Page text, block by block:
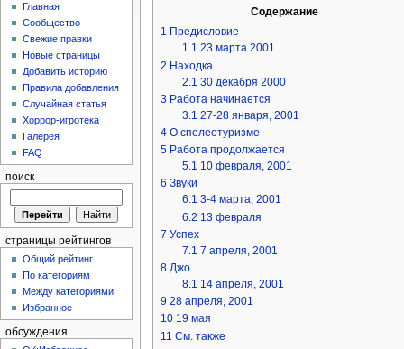
Содержание
1 Предисловие
1.1 23 марта 2001
2 Находка
2.1 30 декабря 2000
3 Работа начинается
3.1 27-28 января, 2001
4 О спелеотуризме
5 Работа продолжается
5.1 10 февраля, 2001
6 Звуки
6.1 3-4 марта, 2001
6.2 13 февраля
7 Успех
7.1 7 апреля, 2001
8 Джо
8.1 14 апреля, 2001
9 28 апреля, 2001
10 19 мая
11 См. также
Главная
Сообщество
Свежие правки
Новые страницы
Добавить историю
Правила добавления
Случайная статья
Хоррор-игротека
Галерея
FAQ
поиск
страницы рейтингов
Общий рейтинг
По категориям
Между категориями
Избранное
обсуждения